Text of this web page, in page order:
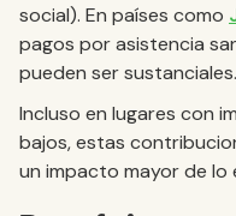
social). En países como
pagos por asistencia
pueden ser sustanciales.
Incluso en lugares con
bajos, estas
un impacto mayor de lo